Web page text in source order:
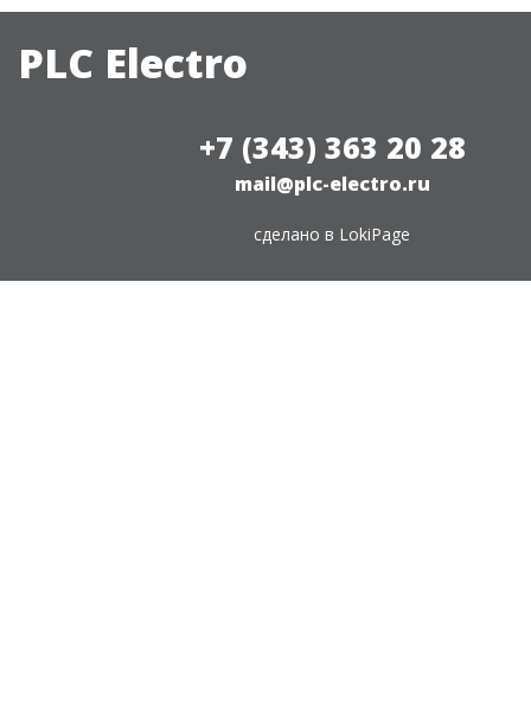
PLC Electro
+7 (343) 363 20 28
mail@plc-electro.ru
сделано в LokiPage